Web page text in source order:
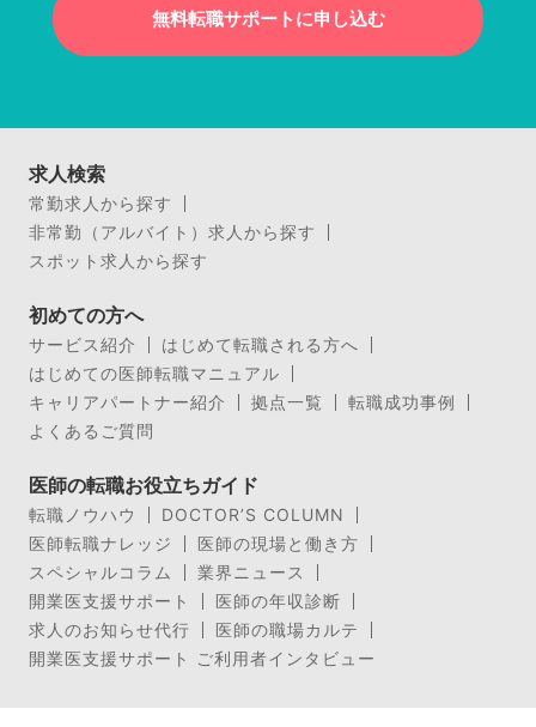
無料転職サポートに申し込む
求人検索
常勤求人から探す
非常勤（アルバイト）求人から探す
スポット求人から探す
初めての方へ
サービス紹介
はじめて転職される方へ
はじめての医師転職マニュアル
キャリアパートナー紹介
拠点一覧
転職成功事例
よくあるご質問
医師の転職お役立ちガイド
転職ノウハウ
DOCTOR’S COLUMN
医師転職ナレッジ
医師の現場と働き方
スペシャルコラム
業界ニュース
開業医支援サポート
医師の年収診断
求人のお知らせ代行
医師の職場カルテ
開業医支援サポート ご利用者インタビュー